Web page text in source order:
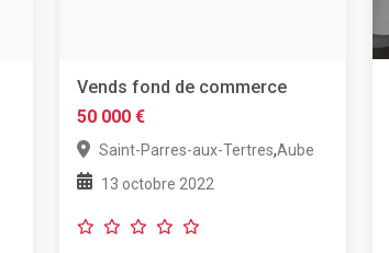
Vends fond de commerce
50 000 €
Saint-Parres-aux-Tertres,Aube
13 octobre 2022